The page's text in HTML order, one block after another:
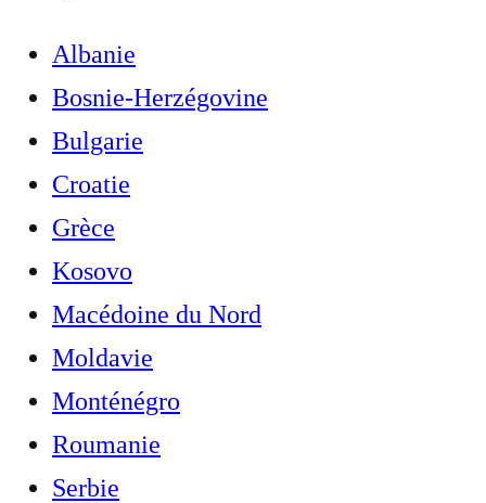
Albanie
Bosnie-Herzégovine
Bulgarie
Croatie
Grèce
Kosovo
Macédoine du Nord
Moldavie
Monténégro
Roumanie
Serbie